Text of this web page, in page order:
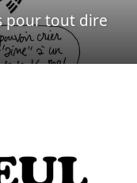
pour tout dire